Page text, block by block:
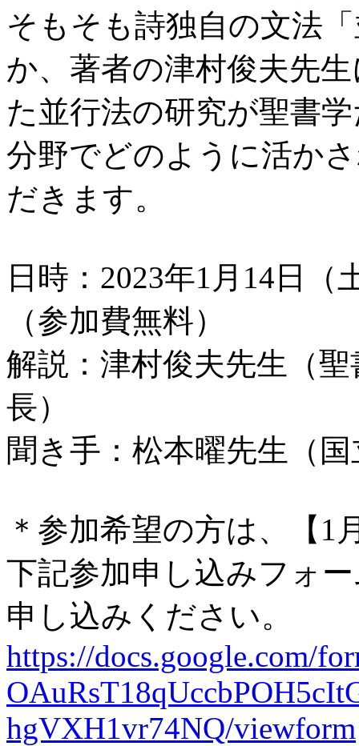
そもそも詩独自の文法
か、著者の津村俊夫先
た並行法の研究が聖書
分野でどのように活か
だきます。
日時：2023年1月14日
（参加費無料）
解説：津村俊夫先生（
長）
聞き手：松本曜先生（
＊参加希望の方は、【1
下記参加申し込みフォ
申し込みください。
https://docs.google.com/
hgVXH1vr74NQ/viewform